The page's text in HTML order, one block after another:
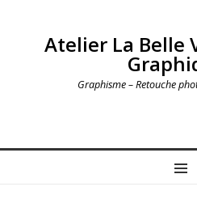
Atelier La Belle
Graphisme – Retouche